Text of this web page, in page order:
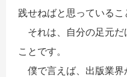
践せねばと思っているこ
それは、自分の足元だ
ことです。
僕で言えば、出版業界